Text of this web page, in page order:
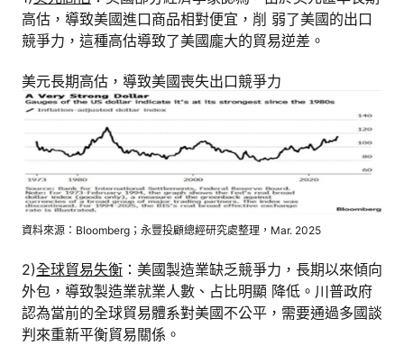
高估，導致美國進口商品相對便宜，削 弱了美國的出口
競爭力，這種高估導致了美國龐大的貿易逆差。
美元長期高估，導致美國喪失出口競爭力
資料來源：Bloomberg；永豐投顧總經研究處整理，Mar. 2025
2)全球貿易失衡 ：美國製造業缺乏競爭力，長期以來傾向
外包，導致製造業就業人數、占比明顯 降低。川普政府
認為當前的全球貿易體系對美國不公平，需要通過多國談
判來重新平衡貿易關係。